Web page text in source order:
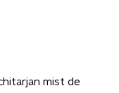
mist de